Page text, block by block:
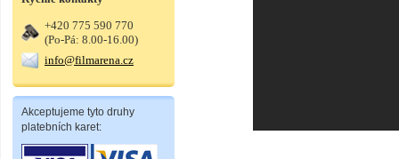
+420 775 590 770
(Po-Pá: 8.00-16.00)
info@filmarena.cz
Akceptujeme tyto druhy
platebních karet: